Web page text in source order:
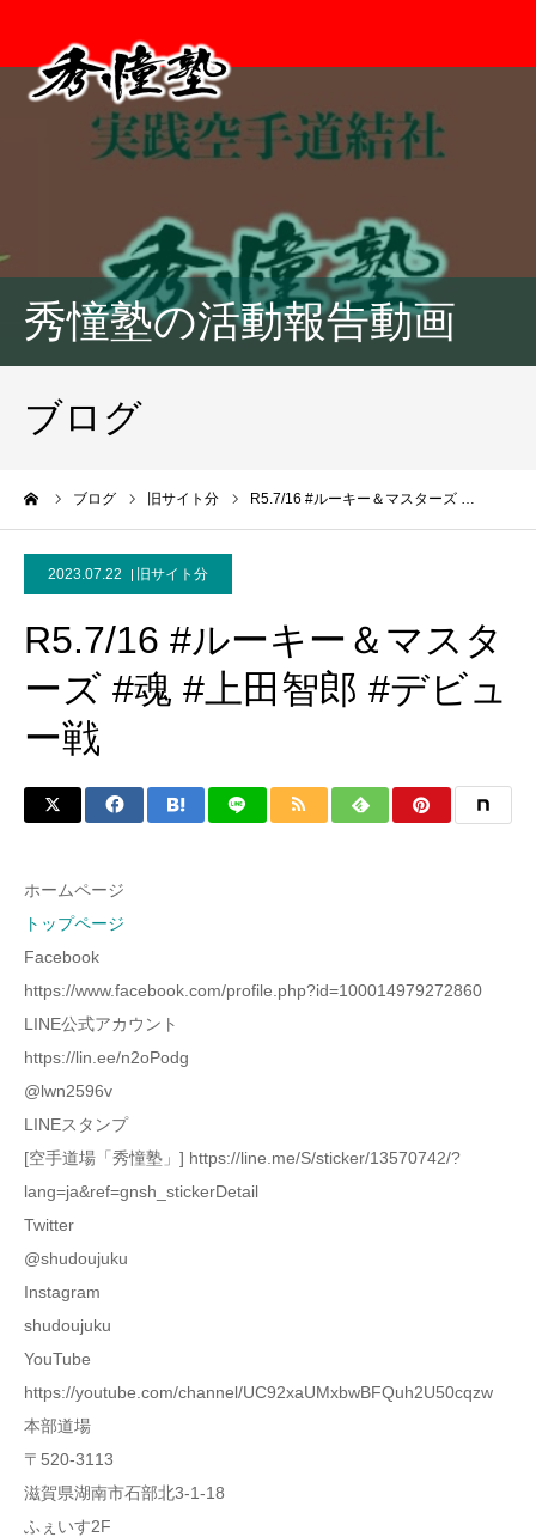
秀憧塾の活動報告動画
ブログ
ブログ 旧サイト分 R5.7/16 #ルーキー＆マスターズ …
2023.07.22 旧サイト分
R5.7/16 #ルーキー＆マスタ
ーズ #魂 #上田智郎 #デビュ
ー戦
ホームページ
トップページ
Facebook
https://www.facebook.com/profile.php?id=100014979272860
LINE公式アカウント
https://lin.ee/n2oPodg
@lwn2596v
LINEスタンプ
[空手道場「秀憧塾」] https://line.me/S/sticker/13570742/?
lang=ja&ref=gnsh_stickerDetail
Twitter
@shudoujuku
Instagram
shudoujuku
YouTube
https://youtube.com/channel/UC92xaUMxbwBFQuh2U50cqzw
本部道場
〒520-3113
滋賀県湖南市石部北3-1-18
ふぇいす2F